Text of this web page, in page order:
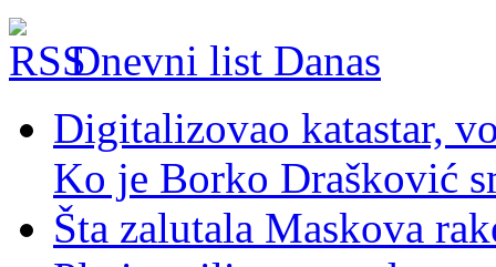
Dnevni list Danas
Digitalizovao katastar,
Ko je Borko Drašković
Šta zalutala Maskova